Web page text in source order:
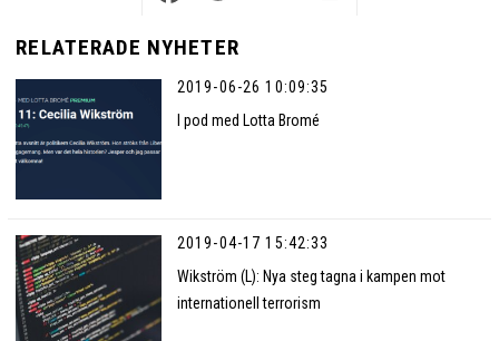
RELATERADE NYHETER
2019-06-26 10:09:35
I pod med Lotta Bromé
2019-04-17 15:42:33
Wikström (L): Nya steg tagna i kampen mot
internationell terrorism